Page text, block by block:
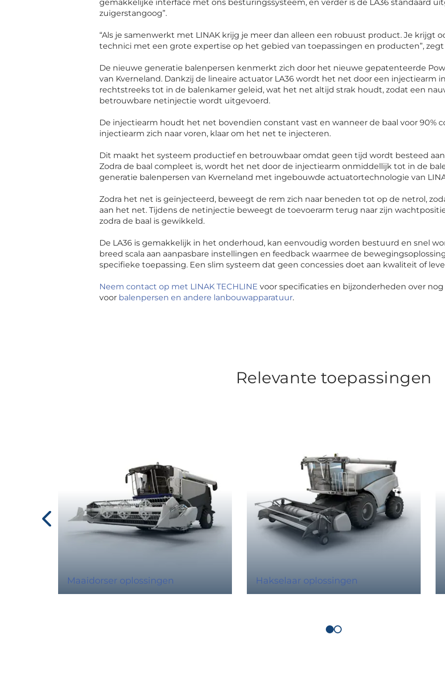
gemakkelijke interface met ons besturingssysteem, en verder is de LA36 standaard
zuigerstangoog”.
“Als je samenwerkt met LINAK krijg je meer dan alleen een robuust product. Je krijgt
technici met een grote expertise op het gebied van toepassingen en producten”,
De nieuwe generatie balenpersen kenmerkt zich door het nieuwe gepatenteerde
van Kverneland. Dankzij de lineaire actuator LA36 wordt het net door een injectiearm
rechtstreeks tot in de balenkamer geleid, wat het net altijd strak houdt, zodat een
betrouwbare netinjectie wordt uitgevoerd.
De injectiearm houdt het net bovendien constant vast en wanneer de baal voor 90%
injectiearm zich naar voren, klaar om het net te injecteren.
Dit maakt het systeem productief en betrouwbaar omdat geen tijd wordt besteed
Zodra de baal compleet is, wordt het net door de injectiearm onmiddellijk tot in de
generatie balenpersen van Kverneland met ingebouwde actuatortechnologie van
Zodra het net is geïnjecteerd, beweegt de rem zich naar beneden tot op de netrol,
aan het net. Tijdens de netinjectie beweegt de toevoerarm terug naar zijn
zodra de baal is gewikkeld.
De LA36 is gemakkelijk in het onderhoud, kan eenvoudig worden bestuurd en snel
breed scala aan aanpasbare instellingen en feedback waarmee de
specifieke toepassing. Een slim systeem dat geen concessies doet aan kwaliteit of
Neem contact op met LINAK TECHLINE voor specificaties en bijzonderheden over
voor balenpersen en andere lanbouwapparatuur.
Relevante toepassingen
Maaidorser oplossingen Hakselaar oplossingen